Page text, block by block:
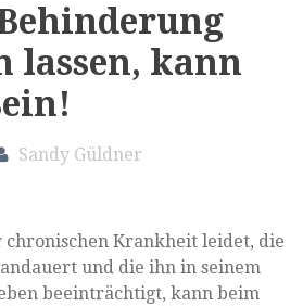
lassen, kann
Sandy Güldner
chronischen Krankheit leidet, die
und die ihn in seinem
beeinträchtigt, kann beim